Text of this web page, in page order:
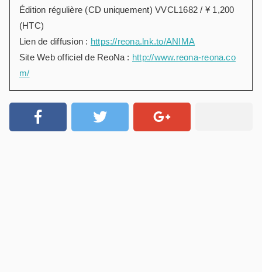
Édition régulière (CD uniquement) VVCL1682 / ¥ 1,200
(HTC)
Lien de diffusion : https://reona.lnk.to/ANIMA
Site Web officiel de ReoNa : http://www.reona-reona.co
m/